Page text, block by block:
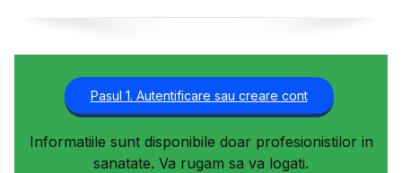
Pasul 1. Autentificare sau creare cont
Informatiile sunt disponibile doar profesionistilor in
sanatate. Va rugam sa va logati.